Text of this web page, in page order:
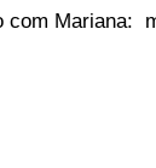
com Mariana: